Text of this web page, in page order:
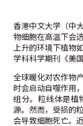
香港中文大学（中
物细胞在高温下会
上升的环境下植物
学科科学期刊《美
全球暖化对农作物
时会启动自噬作用
组分。粒线体是植
源。然而，受损的
会导致细胞死亡。